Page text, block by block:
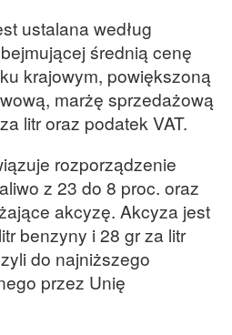
ustalana według
średnią cenę
krajowym, powiększoną
marżę sprzedażową
litr oraz podatek VAT.
rozporządzenie
z 23 do 8 proc. oraz
akcyzę. Akcyza jest
benzyny i 28 gr za litr
do najniższego
przez Unię